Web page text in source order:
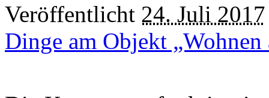
Veröffentlicht 24. Juli 2017
Dinge am Objekt